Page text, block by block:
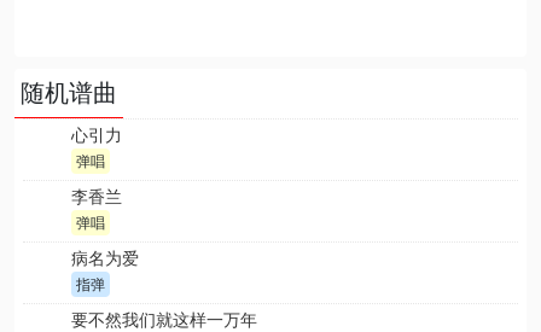
随机谱曲
心引力
弹唱
李香兰
弹唱
病名为爱
指弹
要不然我们就这样一万年